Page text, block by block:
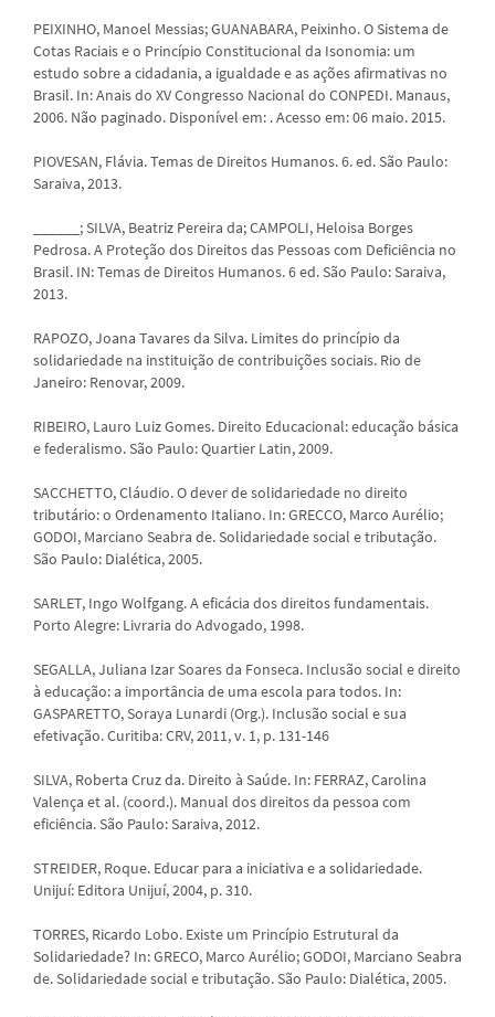
PEIXINHO, Manoel Messias; GUANABARA, Peixinho. O Sistema de
Cotas Raciais e o Princípio Constitucional da Isonomia: um
estudo sobre a cidadania, a igualdade e as ações afirmativas no
Brasil. In: Anais do XV Congresso Nacional do CONPEDI. Manaus,
2006. Não paginado. Disponível em: . Acesso em: 06 maio. 2015.
PIOVESAN, Flávia. Temas de Direitos Humanos. 6. ed. São Paulo:
Saraiva, 2013.
______; SILVA, Beatriz Pereira da; CAMPOLI, Heloisa Borges
Pedrosa. A Proteção dos Direitos das Pessoas com Deficiência no
Brasil. IN: Temas de Direitos Humanos. 6 ed. São Paulo: Saraiva,
2013.
RAPOZO, Joana Tavares da Silva. Limites do princípio da
solidariedade na instituição de contribuições sociais. Rio de
Janeiro: Renovar, 2009.
RIBEIRO, Lauro Luiz Gomes. Direito Educacional: educação básica
e federalismo. São Paulo: Quartier Latin, 2009.
SACCHETTO, Cláudio. O dever de solidariedade no direito
tributário: o Ordenamento Italiano. In: GRECCO, Marco Aurélio;
GODOI, Marciano Seabra de. Solidariedade social e tributação.
São Paulo: Dialética, 2005.
SARLET, Ingo Wolfgang. A eficácia dos direitos fundamentais.
Porto Alegre: Livraria do Advogado, 1998.
SEGALLA, Juliana Izar Soares da Fonseca. Inclusão social e direito
à educação: a importância de uma escola para todos. In:
GASPARETTO, Soraya Lunardi (Org.). Inclusão social e sua
efetivação. Curitiba: CRV, 2011, v. 1, p. 131-146
SILVA, Roberta Cruz da. Direito à Saúde. In: FERRAZ, Carolina
Valença et al. (coord.). Manual dos direitos da pessoa com
eficiência. São Paulo: Saraiva, 2012.
STREIDER, Roque. Educar para a iniciativa e a solidariedade.
Unijuí: Editora Unijuí, 2004, p. 310.
TORRES, Ricardo Lobo. Existe um Princípio Estrutural da
Solidariedade? In: GRECO, Marco Aurélio; GODOI, Marciano Seabra
de. Solidariedade social e tributação. São Paulo: Dialética, 2005.